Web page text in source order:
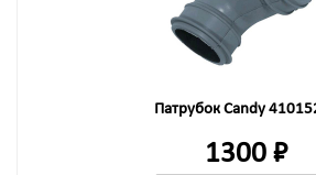
Патрубок Candy
1300 ₽